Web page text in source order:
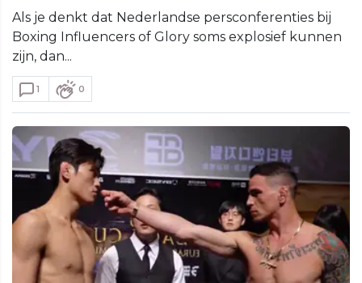
Als je denkt dat Nederlandse persconferenties bij
Boxing Influencers of Glory soms explosief kunnen
zijn, dan...
1 0